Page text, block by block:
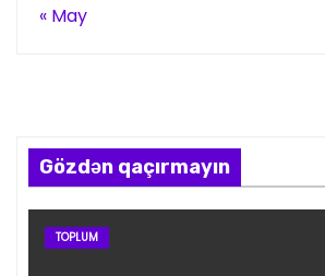
« May
Gözdən qaçırmayın
TOPLUM